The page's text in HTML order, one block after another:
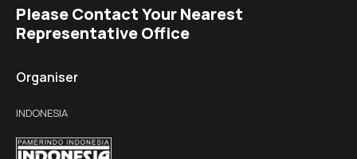
Please Contact Your Nearest
Representative Office
Organiser
INDONESIA